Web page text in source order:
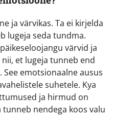
ja värvikas. Ta ei kirjelda
lugeja seda tundma.
värvid ja
et lugeja tunneb end
emotsionaalne ausus
suhetele. Kya
ja hirmud on
nendega koos valu